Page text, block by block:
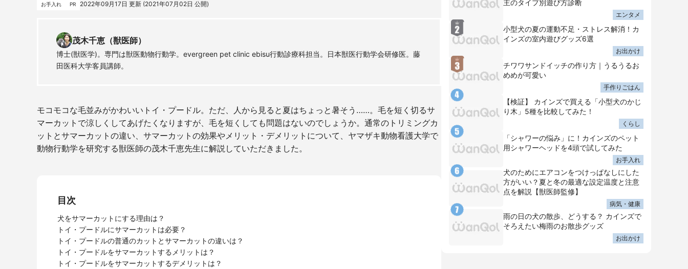
お手入れ PR 2022年09月17日 更新 (2021年07月02日 公開)
茂木千恵（獣医師）
博士(獣医学)。専門は獣医動物行動学。evergreen pet clinic ebisu行動診療科担当。日本獣医行動学会研修医。藤
田医科大学客員講師。
モコモコな毛並みがかわいいトイ・プードル。ただ、人から見ると夏はちょっと暑そう……。毛を短く切るサ
マーカットで涼しくしてあげたくなりますが、毛を短くしても問題はないのでしょうか。通常のトリミングカ
ットとサマーカットの違い、サマーカットの効果やメリット・デメリットについて、ヤマザキ動物看護大学で
動物行動学を研究する獣医師の茂木千恵先生に解説していただきました。
目次
犬をサマーカットにする理由は？
トイ・プードルにサマーカットは必要？
トイ・プードルの普通のカットとサマーカットの違いは？
トイ・プードルをサマーカットするメリットは？
トイ・プードルをサマーカットするデメリットは？
主のタイプ別遊び方診断
エンタメ
小型犬の夏の運動不足・ストレス解消！カ
インズの室内遊びグッズ6選
お出かけ
チワワサンドイッチの作り方｜うるうるお
めめが可愛い
手作りごはん
【検証】 カインズで買える「小型犬のかじ
り木」5種を比較してみた！
くらし
「シャワーの悩み」に！カインズのペット
用シャワーヘッドを4頭で試してみた
お手入れ
犬のためにエアコンをつけっぱなしにした
方がいい？夏と冬の最適な設定温度と注意
点を解説【獣医師監修】
病気・健康
雨の日の犬の散歩、どうする？ カインズで
そろえたい梅雨のお散歩グッズ
お出かけ